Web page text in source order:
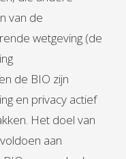
van de
wetgeving (de
de BIO zijn
en privacy actief
Het doel van
aan